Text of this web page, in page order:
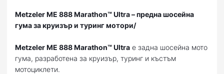
Metzeler ME 888 Marathon™ Ultra – предна шосейна
гума за круизър и туринг мотори/
Metzeler ME 888 Marathon™ Ultra е задна шосейна мото
гума, разработена за круизър, туринг и къстъм
мотоциклети.